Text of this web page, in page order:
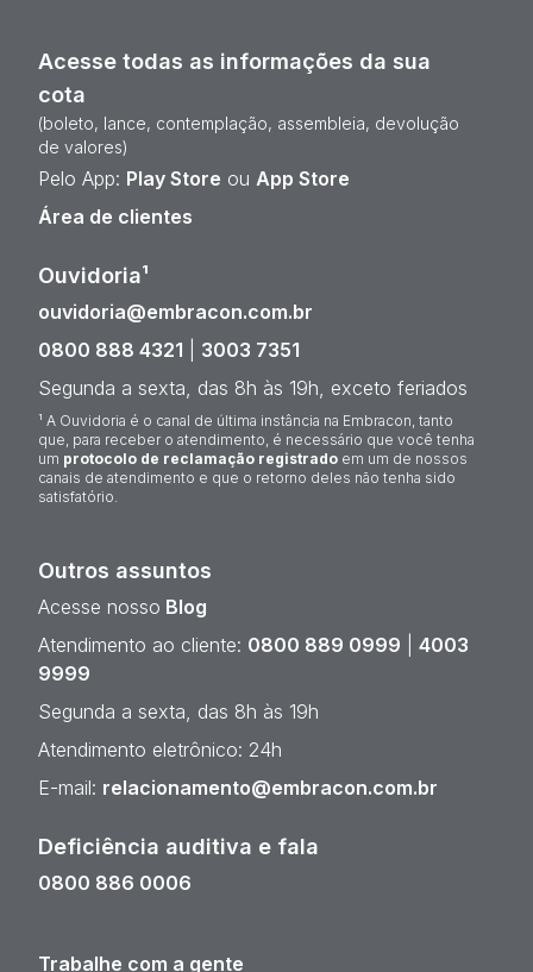
Acesse todas as informações da sua
cota
(boleto, lance, contemplação, assembleia, devolução
de valores)
Pelo App: Play Store ou App Store
Área de clientes
Ouvidoria¹
ouvidoria@embracon.com.br
0800 888 4321
3003 7351
Segunda a sexta, das 8h às 19h, exceto feriados
¹ A Ouvidoria é o canal de última instância na Embracon, tanto
que, para receber o atendimento, é necessário que você tenha
um protocolo de reclamação registrado em um de nossos
canais de atendimento e que o retorno deles não tenha sido
satisfatório.
Outros assuntos
Acesse nosso Blog
Atendimento ao cliente: 0800 889 0999
4003
9999
Segunda a sexta, das 8h às 19h
Atendimento eletrônico: 24h
E-mail: relacionamento@embracon.com.br
Deficiência auditiva e fala
0800 886 0006
Trabalhe com a gente